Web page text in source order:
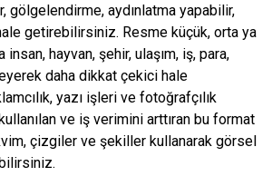
gölgelendirme, aydınlatma yapabilir,
getirebilirsiniz. Resme küçük, orta ya
hayvan, şehir, ulaşım, iş, para,
daha dikkat çekici hale
yazı işleri ve fotoğrafçılık
ve iş verimini arttıran bu format
çizgiler ve şekiller kullanarak görsel